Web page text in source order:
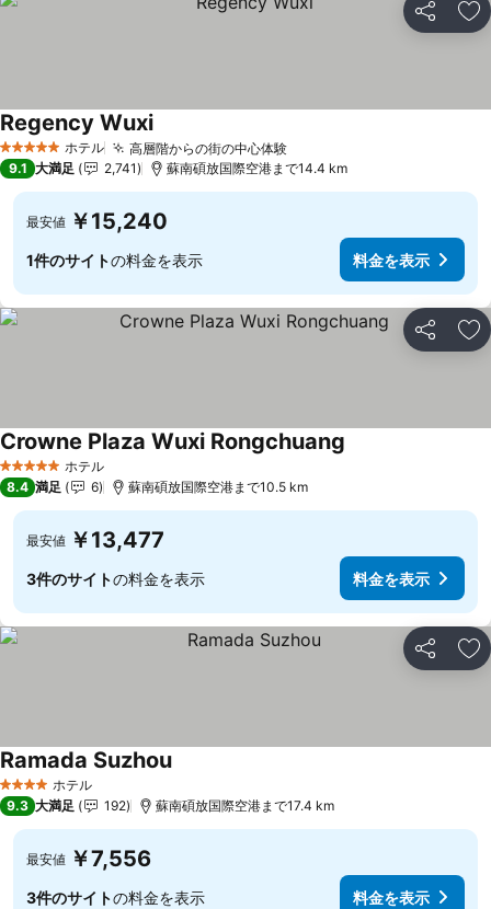
シェア お
5 ホテルのランク
ホテル 高層階からの街の中心体験
Regency Wuxi
9.1 大満足 2,741 蘇南碩放国際空港まで14.4 km
最安値 ￥15,240
1件のサイトの料金を表示 料金を表示
シェア お
5 ホテルのランク
ホテル
Crowne Plaza Wuxi Rongchuang
8.4 満足 6 蘇南碩放国際空港まで10.5 km
最安値 ￥13,477
3件のサイトの料金を表示 料金を表示
シェア お
4 ホテルのランク
ホテル
Ramada Suzhou
9.3 大満足 192 蘇南碩放国際空港まで17.4 km
最安値 ￥7,556
3件のサイトの料金を表示 料金を表示